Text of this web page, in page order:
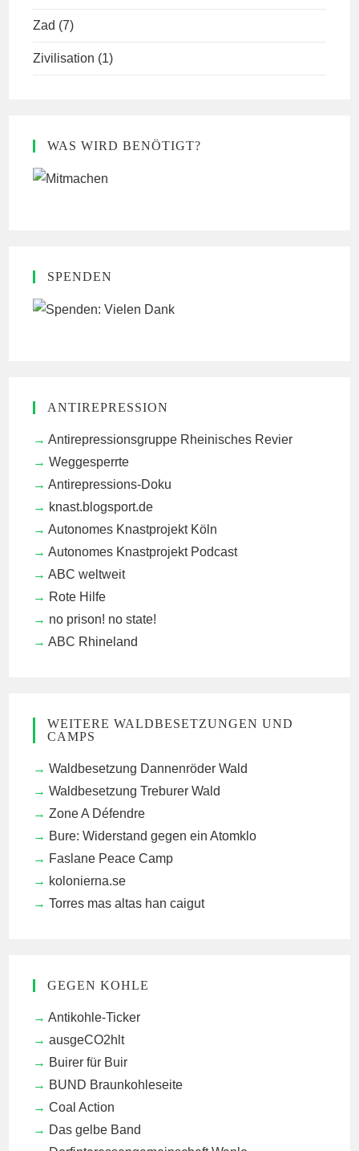
Zad (7)
Zivilisation (1)
WAS WIRD BENÖTIGT?
SPENDEN
ANTIREPRESSION
Antirepressionsgruppe Rheinisches Revier
Weggesperrte
Antirepressions-Doku
knast.blogsport.de
Autonomes Knastprojekt Köln
Autonomes Knastprojekt Podcast
ABC weltweit
Rote Hilfe
no prison! no state!
ABC Rhineland
WEITERE WALDBESETZUNGEN UND
CAMPS
Waldbesetzung Dannenröder Wald
Waldbesetzung Treburer Wald
Zone A Défendre
Bure: Widerstand gegen ein Atomklo
Faslane Peace Camp
kolonierna.se
Torres mas altas han caigut
GEGEN KOHLE
Antikohle-Ticker
ausgeCO2hlt
Buirer für Buir
BUND Braunkohleseite
Coal Action
Das gelbe Band